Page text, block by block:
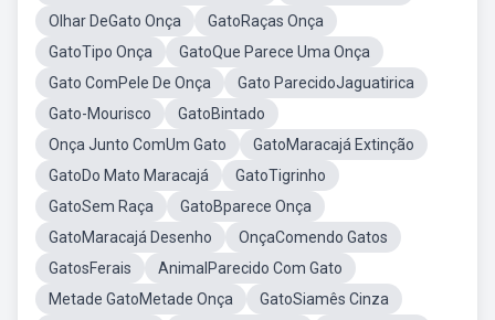
Olhar DeGato Onça
GatoRaças Onça
GatoTipo Onça
GatoQue Parece Uma Onça
Gato ComPele De Onça
Gato ParecidoJaguatirica
Gato-Mourisco
GatoBintado
Onça Junto ComUm Gato
GatoMaracajá Extinção
GatoDo Mato Maracajá
GatoTigrinho
GatoSem Raça
GatoBparece Onça
GatoMaracajá Desenho
OnçaComendo Gatos
GatosFerais
AnimalParecido Com Gato
Metade GatoMetade Onça
GatoSiamês Cinza